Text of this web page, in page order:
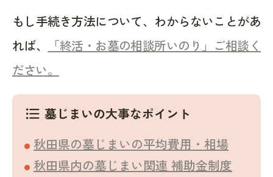
もし手続き方法について、わからないことがあ
れば、
「終活・お墓の相談所いのり」ご相談く
ださい。
format_list_bulleted 墓じまいの大事なポイント
秋田県の墓じまいの平均費用・相場
秋田県内の墓じまい関連 補助金制度